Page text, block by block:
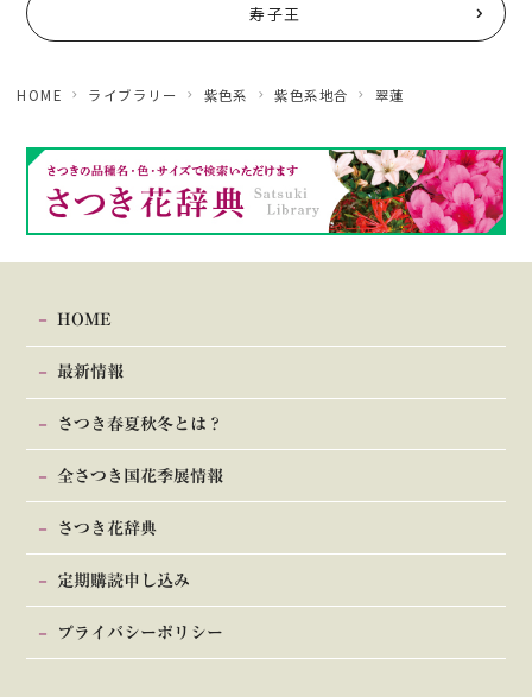
寿子王
HOME ライブラリー 紫色系 紫色系地合 翠蓮
HOME
最新情報
さつき春夏秋冬とは？
全さつき国花季展情報
さつき花辞典
定期購読申し込み
プライバシーポリシー